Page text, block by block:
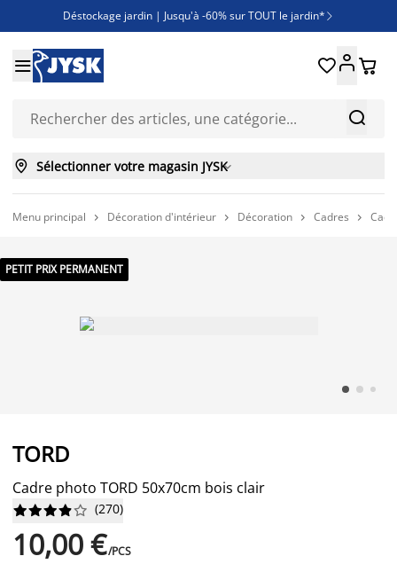
Déstockage jardin | Jusqu'à -60% sur TOUT le jardin* 
Jusqu'à -50% sur une sélection literie
Découvrez les nouveautés de la collection


 
 Sélectionner votre magasin JYSK
Menu principal  Décoration d'intérieur  Décoration  Cadres 
PETIT PRIX PERMANENT
TORD
Cadre photo TORD 50x70cm bois clair





 (270)
10,00 €/PCS